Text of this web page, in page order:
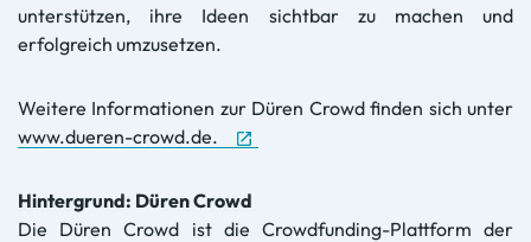
unterstützen, ihre Ideen sichtbar zu machen und
erfolgreich umzusetzen.
Weitere Informationen zur Düren Crowd finden sich unter
www.dueren-crowd.de.
Hintergrund: Düren Crowd
Die Düren Crowd ist die Crowdfunding-Plattform der